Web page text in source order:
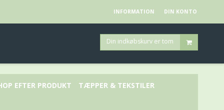
INFORMATION DIN KONTO
Din indkøbskurv er tom
EFTER PRODUKT TÆPPER & TEKSTILER